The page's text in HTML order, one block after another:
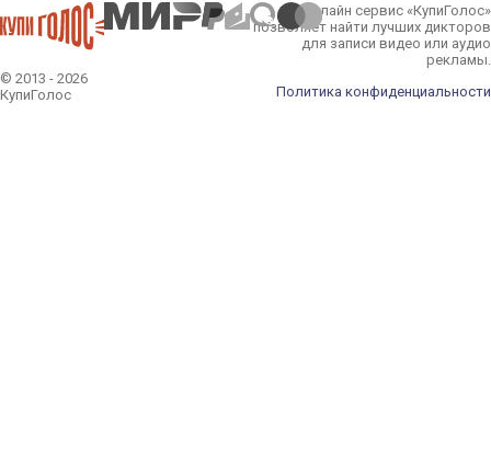
© 2013 - 2026
КупиГолос
Онлайн сервис «КупиГолос»
позволяет найти лучших дикторов
для записи видео или аудио
рекламы.
Политика конфиденциальности